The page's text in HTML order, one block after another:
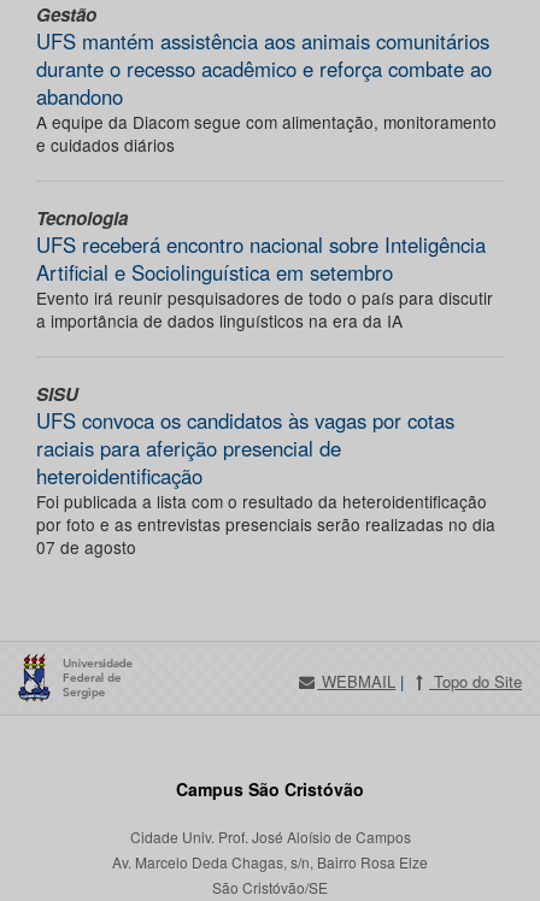
Gestão
UFS mantém assistência aos animais comunitários
durante o recesso acadêmico e reforça combate ao
abandono
A equipe da Diacom segue com alimentação, monitoramento
e cuidados diários
Tecnologia
UFS receberá encontro nacional sobre Inteligência
Artificial e Sociolinguística em setembro
Evento irá reunir pesquisadores de todo o país para discutir
a importância de dados linguísticos na era da IA
SISU
UFS convoca os candidatos às vagas por cotas
raciais para aferição presencial de
heteroidentificação
Foi publicada a lista com o resultado da heteroidentificação
por foto e as entrevistas presenciais serão realizadas no dia
07 de agosto
WEBMAIL | Topo do Site
Campus São Cristóvão
Cidade Univ. Prof. José Aloísio de Campos
Av. Marcelo Deda Chagas, s/n, Bairro Rosa Elze
São Cristóvão/SE